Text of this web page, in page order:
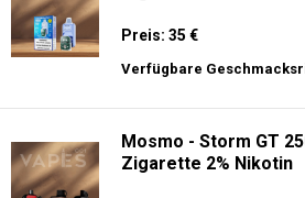
Preis: 35 €
Verfügbare
Mosmo - Storm GT
Zigarette 2% Nikotin